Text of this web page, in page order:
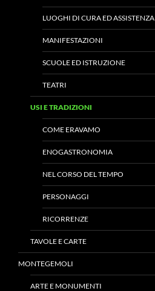
LUOGHI DI CURA ED ASSISTENZA
MANIFESTAZIONI
SCUOLE ED ISTRUZIONE
TEATRI
USI E TRADIZIONI
COME ERAVAMO
ENOGASTRONOMIA
NEL CORSO DEL TEMPO
PERSONAGGI
RICORRENZE
TAVOLE E CARTE
MONTEGEMOLI
ARTE E MONUMENTI